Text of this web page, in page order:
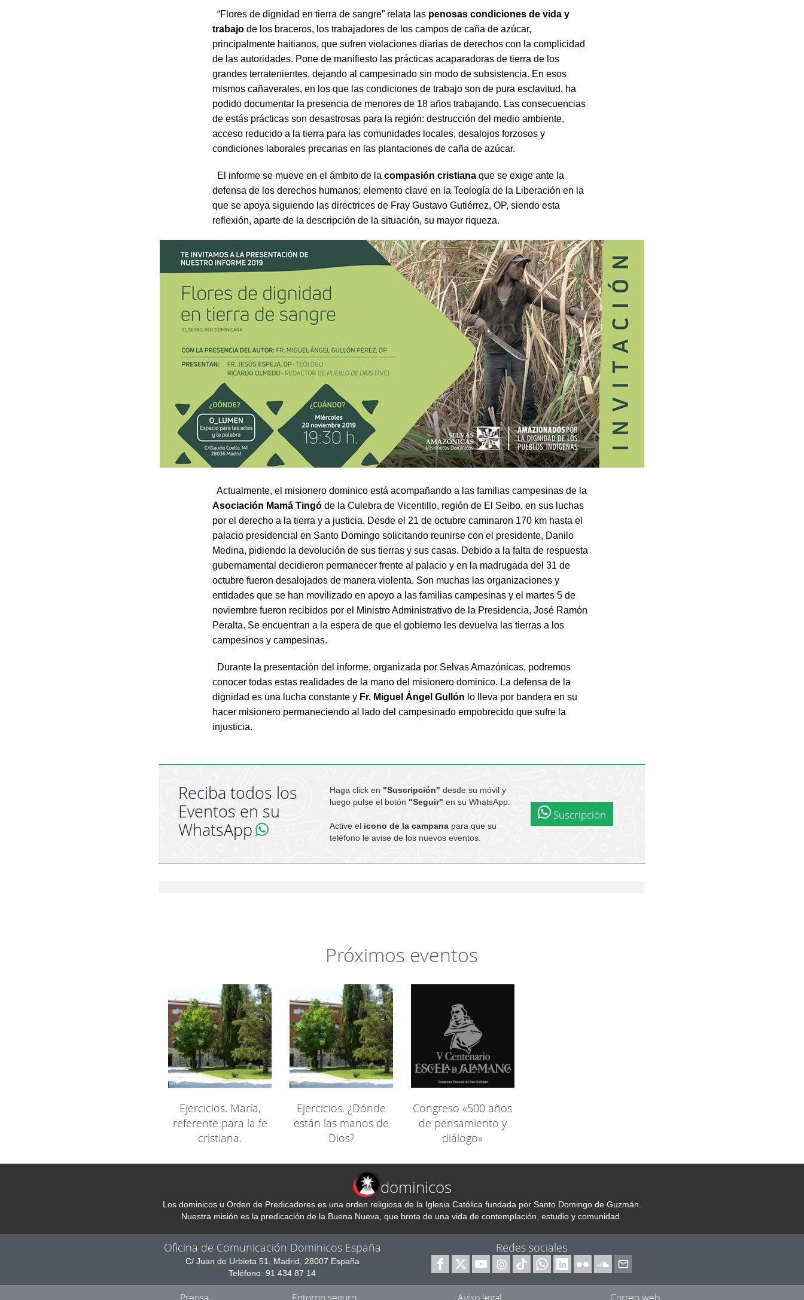
“Flores de dignidad en tierra de sangre” relata las penosas condiciones de vida y
trabajo de los braceros, los trabajadores de los campos de caña de azúcar,
principalmente haitianos, que sufren violaciones diarias de derechos con la complicidad
de las autoridades. Pone de manifiesto las prácticas acaparadoras de tierra de los
grandes terratenientes, dejando al campesinado sin modo de subsistencia. En esos
mismos cañaverales, en los que las condiciones de trabajo son de pura esclavitud, ha
podido documentar la presencia de menores de 18 años trabajando. Las consecuencias
de estás prácticas son desastrosas para la región: destrucción del medio ambiente,
acceso reducido a la tierra para las comunidades locales, desalojos forzosos y
condiciones laborales precarias en las plantaciones de caña de azúcar.
El informe se mueve en el ámbito de lacompasión cristiana que se exige ante la
defensa de los derechos humanos; elemento clave en la Teología de la Liberación en la
que se apoya siguiendo las directrices de Fray Gustavo Gutiérrez, OP, siendo esta
reflexión, aparte de la descripción de la situación, su mayor riqueza.
Actualmente, el misionero dominico está acompañando a las familias campesinas de la
Asociación Mamá Tingó de la Culebra de Vicentillo, región de El Seibo, en sus luchas
por el derecho a la tierra y a justicia. Desde el 21 de octubre caminaron 170 km hasta el
palacio presidencial en Santo Domingo solicitando reunirse con el presidente, Danilo
Medina, pidiendo la devolución de sus tierras y sus casas. Debido a la falta de respuesta
gubernamental decidieron permanecer frente al palacio y en la madrugada del 31 de
octubre fueron desalojados de manera violenta. Son muchas las organizaciones y
entidades que se han movilizado en apoyo a las familias campesinas y el martes 5 de
noviembre fueron recibidos por el Ministro Administrativo de la Presidencia, José Ramón
Peralta. Se encuentran a la espera de que el gobierno les devuelva las tierras a los
campesinos y campesinas.
Durante la presentación del informe, organizada por Selvas Amazónicas, podremos
conocer todas estas realidades de la mano del misionero dominico. La defensa de la
dignidad es una lucha constante y Fr. Miguel Ángel Gullón lo lleva por bandera en su
hacer misionero permaneciendo al lado del campesinado empobrecido que sufre la
injusticia.
Reciba todos los
Eventos en su
WhatsApp
Haga click en "Suscripción" desde su móvil y
luego pulse el botón "Seguir" en su WhatsApp.
Active el icono de la campanapara que su
teléfono le avise de los nuevos eventos.
Suscripción
Próximos eventos
Ejercicios. María,
referente para la fe
cristiana.
Ejercicios. ¿Dónde
están las manos de
Dios?
Congreso «500 años
de pensamiento y
diálogo»
dominicos
Los dominicos u Orden de Predicadores es una orden religiosa de la Iglesia Católica fundada por Santo Domingo de Guzmán.
Nuestra misión es la predicación de la Buena Nueva, que brota de una vida de contemplación, estudio y comunidad.
Oficina de Comunicación Dominicos España
C/ Juan de Urbieta 51, Madrid, 28007 España
Teléfono: 91 434 87 14
Redes sociales